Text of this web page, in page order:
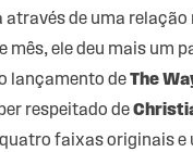
através de uma
mês, ele deu mais um
lançamento deThe
respeitado de
faixas originais e